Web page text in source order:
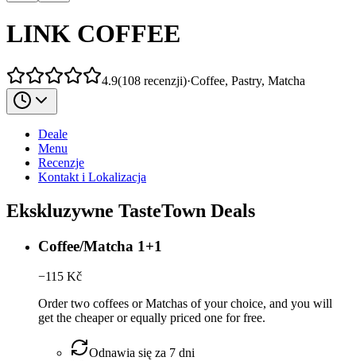
LINK COFFEE
4.9(108 recenzji)·Coffee, Pastry, Matcha
Deale
Menu
Recenzje
Kontakt i Lokalizacja
Ekskluzywne TasteTown Deals
Coffee/Matcha 1+1
−115 Kč
Order two coffees or Matchas of your choice, and you will
get the cheaper or equally priced one for free.
Odnawia się za 7 dni